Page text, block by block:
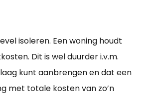
isoleren. Een woning houdt
Dit is wel duurder i.v.m.
kunt aanbrengen en dat een
met totale kosten van zo’n